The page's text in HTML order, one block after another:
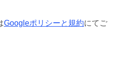
Googleポリシーと規約にてご